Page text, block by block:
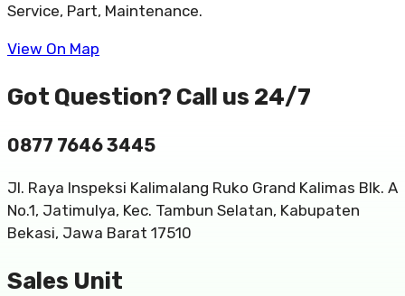
Service, Part, Maintenance.
View On Map
Got Question? Call us 24/7
0877 7646 3445
Jl. Raya Inspeksi Kalimalang Ruko Grand Kalimas Blk. A
No.1, Jatimulya, Kec. Tambun Selatan, Kabupaten
Bekasi, Jawa Barat 17510
Sales Unit